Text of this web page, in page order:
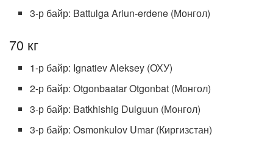
3-р байр: Battulga Ariun-erdene (Монгол)
70 кг
1-р байр: Ignatiev Aleksey (ОХУ)
2-р байр: Otgonbaatar Otgonbat (Монгол)
3-р байр: Batkhishig Dulguun (Монгол)
3-р байр: Osmonkulov Umar (Киргизстан)